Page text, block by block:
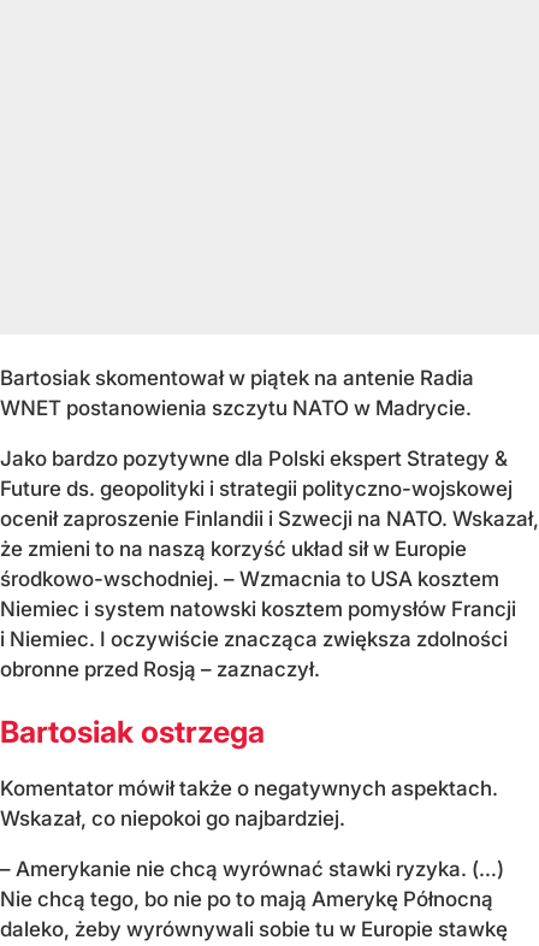
Bartosiak skomentował w piątek na antenie Radia
WNET postanowienia szczytu NATO w Madrycie.
Jako bardzo pozytywne dla Polski ekspert Strategy &
Future ds. geopolityki i strategii polityczno-wojskowej
ocenił zaproszenie Finlandii i Szwecji na NATO. Wskazał,
że zmieni to na naszą korzyść układ sił w Europie
środkowo-wschodniej. – Wzmacnia to USA kosztem
Niemiec i system natowski kosztem pomysłów Francji
i Niemiec. I oczywiście znacząca zwiększa zdolności
obronne przed Rosją – zaznaczył.
Bartosiak ostrzega
Komentator mówił także o negatywnych aspektach.
Wskazał, co niepokoi go najbardziej.
– Amerykanie nie chcą wyrównać stawki ryzyka. (…)
Nie chcą tego, bo nie po to mają Amerykę Północną
daleko, żeby wyrównywali sobie tu w Europie stawkę